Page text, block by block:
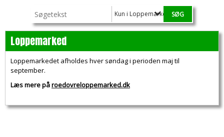
Kun i Loppemarked
Loppemarked
Loppemarkedet afholdes hver søndag i perioden maj til
september.
Læs mere påroedovreloppemarked.dk